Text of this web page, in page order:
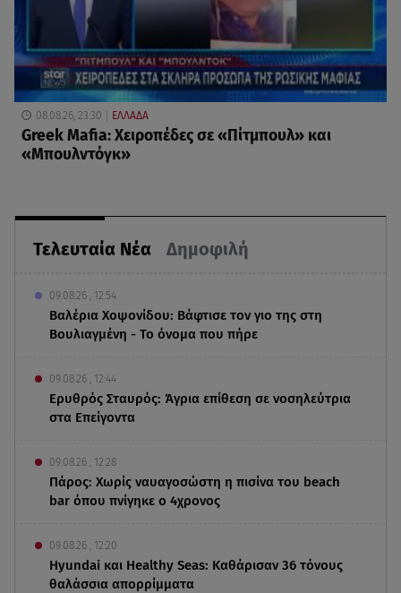
Τελευταία Νέα Δημοφιλή
09.08.26 , 12:54
Βαλέρια Χοψονίδου: Βάφτισε τον γιο της στη
Βουλιαγμένη - Το όνομα που πήρε
09.08.26 , 12:44
Ερυθρός Σταυρός: Άγρια επίθεση σε νοσηλεύτρια
στα Επείγοντα
09.08.26 , 12:28
Πάρος: Χωρίς ναυαγοσώστη η πισίνα του beach
bar όπου πνίγηκε ο 4χρονος
09.08.26 , 12:20
Hyundai και Healthy Seas: Καθάρισαν 36 τόνους
θαλάσσια απορρίμματα
08.08.26, 23:30 ΕΛΛΑΔΑ
Greek Mafia: Χειροπέδες σε «Πίτμπουλ» και
«Μπουλντόγκ»